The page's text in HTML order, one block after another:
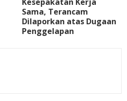
Sama, Terancam
Dilaporkan atas Dugaan
Penggelapan